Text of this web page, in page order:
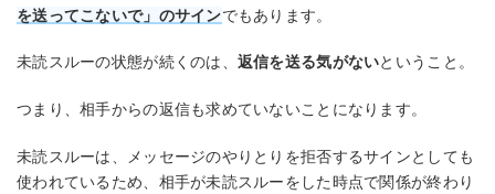
を送ってこないで」のサインでもあります。
未読スルーの状態が続くのは、 返信を送る気がないということ。
つまり、相手からの返信も求めていないことになります。
未読スルーは、メッセージのやりとりを拒否するサインとしても
使われているため、相手が未読スルーをした時点で関係が終わり